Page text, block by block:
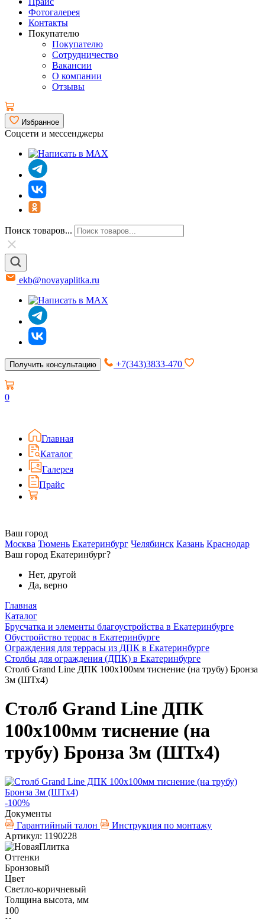
Фотогалерея
Контакты
Покупателю
Покупателю
Сотрудничество
Вакансии
О компании
Отзывы
Избранное
Соцсети и мессенджеры
Поиск товаров...
ekb@novayaplitka.ru
Получить консультацию +7(343)3833-470
0
Главная
Каталог
Галерея
Прайс
Ваш город
Москва Тюмень Екатеринбург Челябинск Казань Краснодар
Ваш город Екатеринбург?
Нет, другой
Да, верно
Главная
Каталог
Брусчатка и элементы благоустройства в Екатеринбурге
Обустройство террас в Екатеринбурге
Ограждения для террасы из ДПК в Екатеринбурге
Столбы для ограждения (ДПК) в Екатеринбурге
Столб Grand Line ДПК 100х100мм тиснение (на трубу) Бронза
3м (ШТх4)
Столб Grand Line ДПК
100х100мм тиснение (на
трубу) Бронза 3м (ШТх4)
-100%
Документы
Гарантийный талон
Инструкция по монтажу
Артикул: 1190228
Оттенки
Бронзовый
Цвет
Светло-коричневый
Толщина высота, мм
100